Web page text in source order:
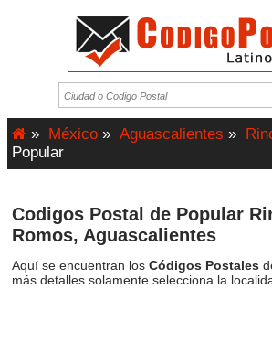
» México » Aguascalientes »
Popular
Codigos Postal de Popular
Romos, Aguascalientes
Aquí se encuentran los Códigos Postales
más detalles solamente selecciona la